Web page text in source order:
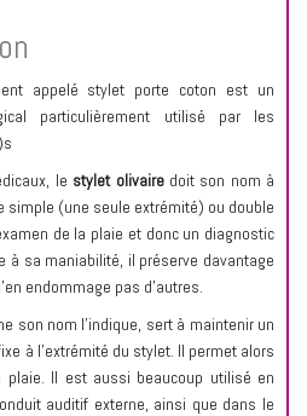
appelé stylet porte coton est un
particulièrement utilisé par les
le stylet olivairedoit son nom à
simple (une seule extrémité) ou double
de la plaie et donc un diagnostic
à sa maniabilité, il préserve davantage
endommage pas d’autres.
son nom l’indique, sert à maintenir un
à l’extrémité du stylet. Il permet alors
plaie. Il est aussi beaucoup utilisé en
auditif externe, ainsi que dans le